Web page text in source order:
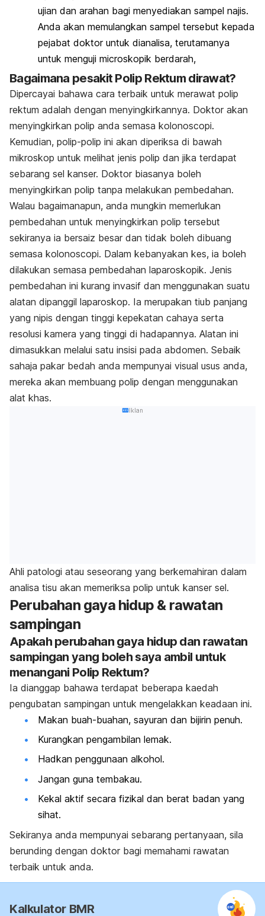
ujian dan arahan bagi menyediakan sampel najis.
Anda akan memulangkan sampel tersebut kepada
pejabat doktor untuk dianalisa, terutamanya
untuk menguji microskopik berdarah,
Bagaimana pesakit Polip Rektum dirawat?
Dipercayai bahawa cara terbaik untuk merawat polip
rektum adalah dengan menyingkirkannya. Doktor akan
menyingkirkan polip anda semasa kolonoscopi.
Kemudian, polip-polip ini akan diperiksa di bawah
mikroskop untuk melihat jenis polip dan jika terdapat
sebarang sel kanser. Doktor biasanya boleh
menyingkirkan polip tanpa melakukan pembedahan.
Walau bagaimanapun, anda mungkin memerlukan
pembedahan untuk menyingkirkan polip tersebut
sekiranya ia bersaiz besar dan tidak boleh dibuang
semasa kolonoscopi. Dalam kebanyakan kes, ia boleh
dilakukan semasa pembedahan laparoskopik. Jenis
pembedahan ini kurang invasif dan menggunakan suatu
alatan dipanggil laparoskop. Ia merupakan tiub panjang
yang nipis dengan tinggi kepekatan cahaya serta
resolusi kamera yang tinggi di hadapannya. Alatan ini
dimasukkan melalui satu insisi pada abdomen. Sebaik
sahaja pakar bedah anda mempunyai visual usus anda,
mereka akan membuang polip dengan menggunakan
alat khas.
Iklan
Ahli patologi atau seseorang yang berkemahiran dalam
analisa tisu akan memeriksa polip untuk kanser sel.
Perubahan gaya hidup & rawatan
sampingan
Apakah perubahan gaya hidup dan rawatan
sampingan yang boleh saya ambil untuk
menangani Polip Rektum?
Ia dianggap bahawa terdapat beberapa kaedah
pengubatan sampingan untuk mengelakkan keadaan ini.
Makan buah-buahan, sayuran dan bijirin penuh.
Kurangkan pengambilan lemak.
Hadkan penggunaan alkohol.
Jangan guna tembakau.
Kekal aktif secara fizikal dan berat badan yang
sihat.
Sekiranya anda mempunyai sebarang pertanyaan, sila
berunding dengan doktor bagi memahami rawatan
terbaik untuk anda.
Kalkulator BMR